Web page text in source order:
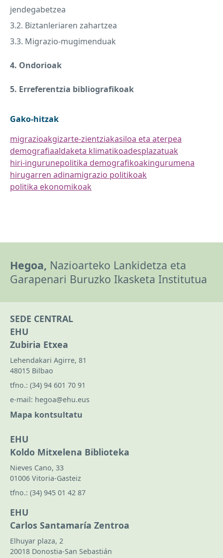
jendegabetzea
3.2. Biztanleriaren zahartzea
3.3. Migrazio-mugimenduak
4. Ondorioak
5. Erreferentzia bibliografikoak
Gako-hitzak
migrazioakgizarte-zientziakasiloa eta aterpea
demografiaaldaketa klimatikoadesplazatuak
hiri-ingurunepolitika demografikoakingurumena
hirugarren adinamigrazio politikoak
politika ekonomikoak
Hegoa, Nazioarteko Lankidetza eta
Garapenari Buruzko Ikasketa Institutua
SEDE CENTRAL
EHU
Zubiria Etxea
Lehendakari Agirre, 81
48015 Bilbao
tfno.: (34) 94 601 70 91
e-mail: hegoa@ehu.eus
Mapa kontsultatu
EHU
Koldo Mitxelena Biblioteka
Nieves Cano, 33
01006 Vitoria-Gasteiz
tfno.: (34) 945 01 42 87
EHU
Carlos Santamaría Zentroa
Elhuyar plaza, 2
20018 Donostia-San Sebastián